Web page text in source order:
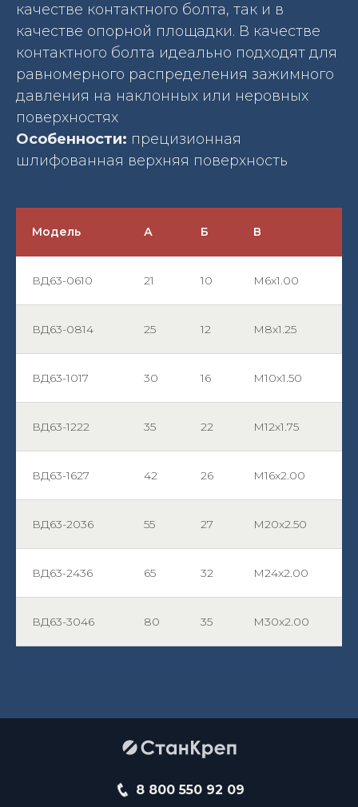
качестве контактного болта, так и в
качестве опорной площадки. В качестве
контактного болта идеально подходят для
равномерного распределения зажимного
давления на наклонных или неровных
поверхностях
Особенности: прецизионная
шлифованная верхняя поверхность
Модель А Б В
ВД63-0610 21 10 М6х1.00
ВД63-0814 25 12 М8х1.25
ВД63-1017 30 16 М10х1.50
ВД63-1222 35 22 М12х1.75
ВД63-1627 42 26 М16х2.00
ВД63-2036 55 27 М20х2.50
ВД63-2436 65 32 М24х2.00
ВД63-3046 80 35 М30х2.00
8 800 550 92 09